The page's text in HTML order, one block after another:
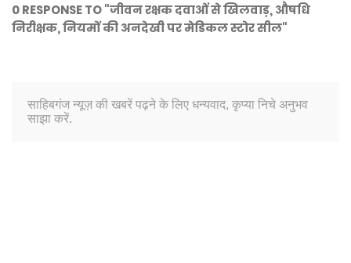
0 RESPONSE TO "जीवन रक्षक दवाओं से खिलवाड़, औषधि
निरीक्षक, नियमों की अनदेखी पर मेडिकल स्टोर सील"
साहिबगंज न्यूज़ की खबरें पढ़ने के लिए धन्यवाद, कृप्या निचे अनुभव
साझा करें.